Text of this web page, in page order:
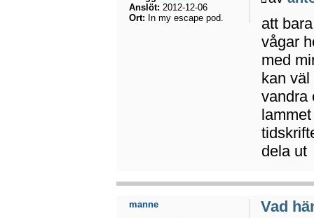
att
vågar
med
kan
vandra
dela ut
Anslöt: 2012-12-06
Ort: In my escape pod.
Vad
manne